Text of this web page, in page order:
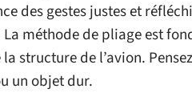
des gestes justes et
méthode de pliage est
structure de l’avion.
un objet dur.